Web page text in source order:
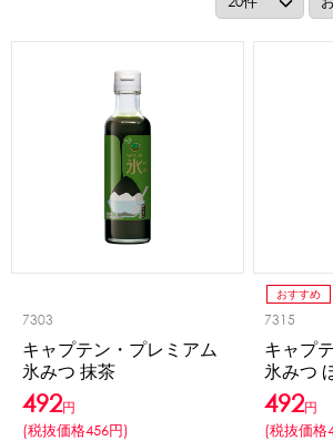
いろいろ使える汎用
生感覚の冷凍シロップ
ハーブシロップ
かき氷にもドリンクにも
その他のシロップ
トッピング・製菓材料
練乳・コンデンスミルク
アイスクリーム
ピュ
その他のトッピング材料
かき氷機
ブロックアイススライサー
キューブア
ピックアップ商品
アカウント・設定
会員登録内容変更
会社概要
特定商取引に関する法律に基づく表記
7303
キャプテン・プレミアム
氷みつ 抹茶
492円
(税抜価格456円)
おすすめ
7315
キャプ
氷みつ
492円
(税抜価格